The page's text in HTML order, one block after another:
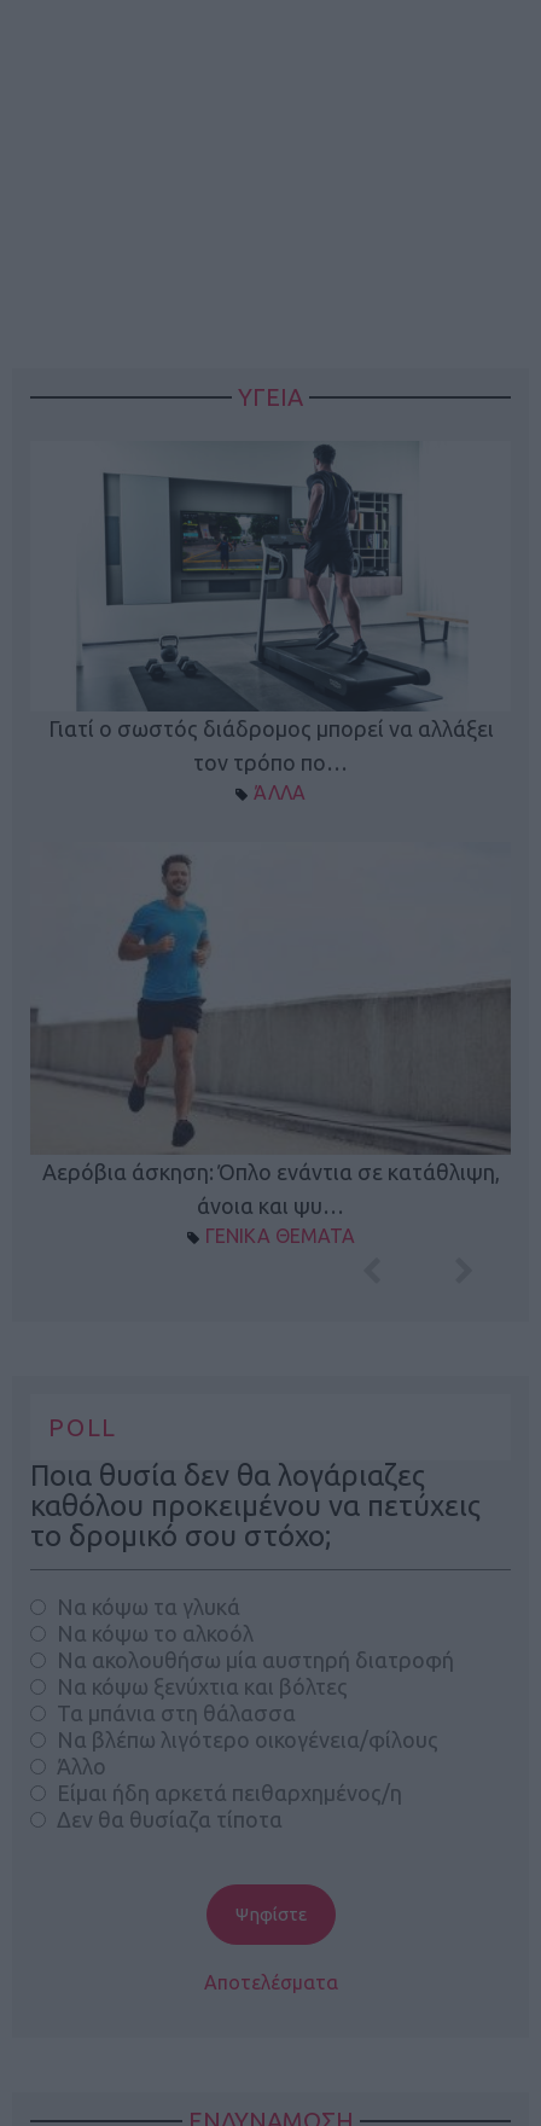
ΥΓΕΙΑ
Γιατί ο σωστός διάδρομος μπορεί να αλλάξει
τον τρόπο πο…
ΆΛΛΑ
Αερόβια άσκηση: Όπλο ενάντια σε κατάθλιψη,
άνοια και ψυ…
ΓΕΝΙΚΑ ΘΕΜΑΤΑ
POLL
Ποια θυσία δεν θα λογάριαζες
καθόλου προκειμένου να πετύχεις
το δρομικό σου στόχο;
Να κόψω τα γλυκά
Να κόψω το αλκοόλ
Να ακολουθήσω μία αυστηρή διατροφή
Να κόψω ξενύχτια και βόλτες
Τα μπάνια στη θάλασσα
Να βλέπω λιγότερο οικογένεια/φίλους
Άλλο
Είμαι ήδη αρκετά πειθαρχημένος/η
Δεν θα θυσίαζα τίποτα
Αποτελέσματα
ΕΝΔΥΝΑΜΩΣΗ